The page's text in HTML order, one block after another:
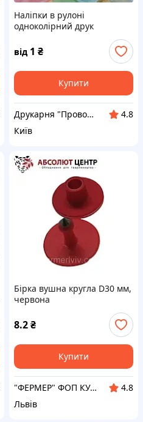
Наліпки в рулоні
одноколірний друк
від 1 ₴
Купити
Друкарня "Провокація" - бірки, наліпки, листівки, пакети з вашим логотипом
4.8
Київ
Бірка вушна кругла D30 мм,
червона
8.2₴
Купити
"ФЕРМЕР" ФОП КУДРИК АНАСТАСІЯ ВІТАЛІЇВНА
4.8
Львів